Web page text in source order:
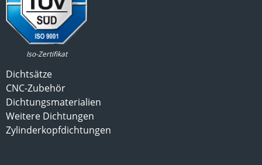
Iso-Zertifikat
Dichtsätze
CNC-Zubehör
Dichtungsmaterialien
Weitere Dichtungen
Zylinderkopfdichtungen